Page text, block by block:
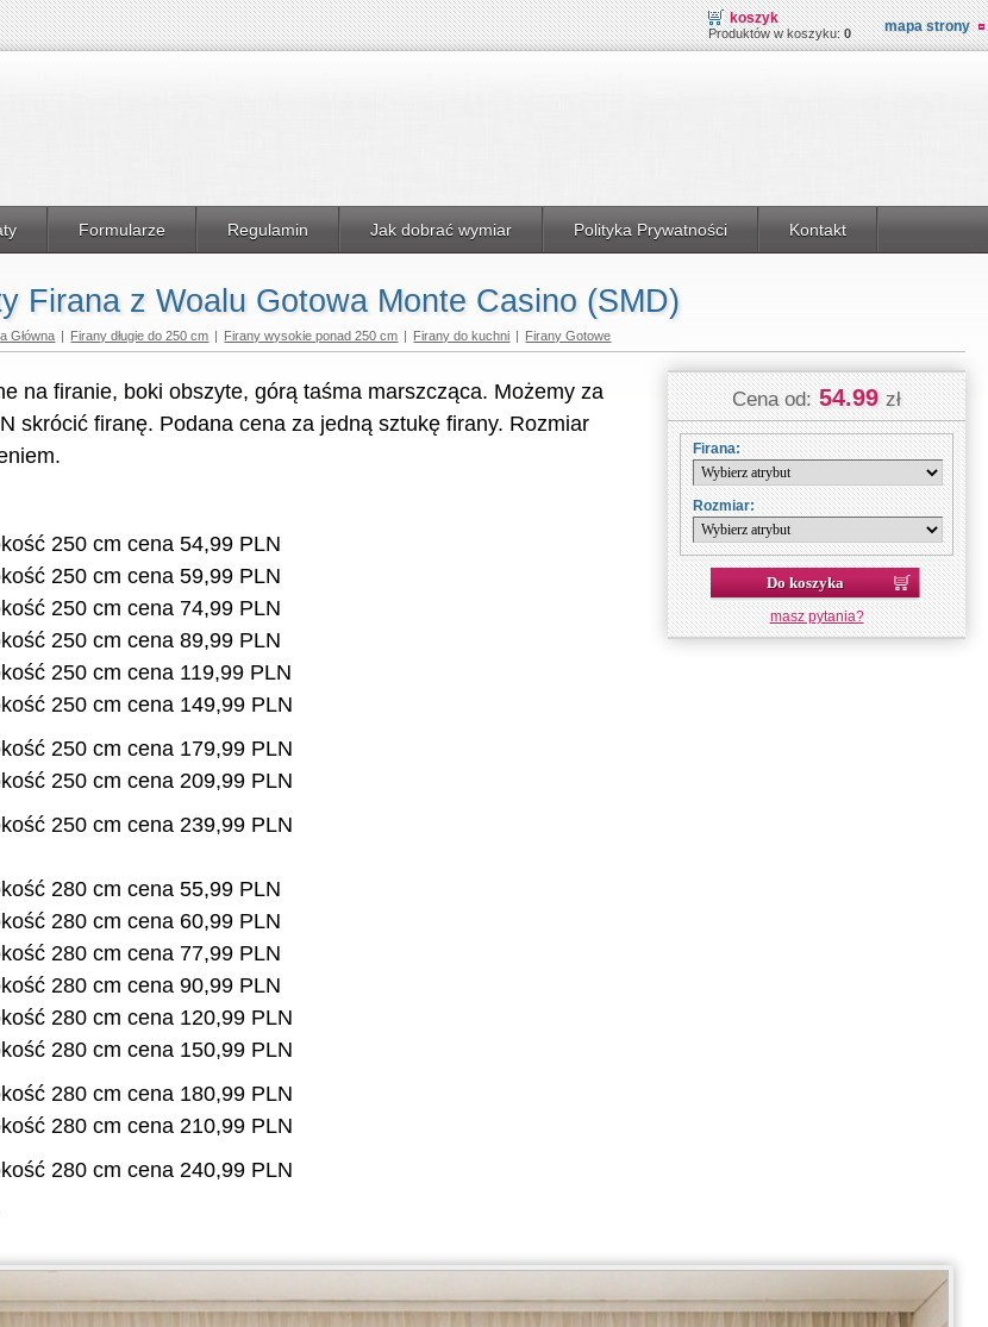
koszyk
Produktów w koszyku:0 mapa strony
Formularze Regulamin Jak dobrać wymiar Polityka Prywatności Kontakt
Firana z Woalu Gotowa Monte Casino (SMD)
Główna | Firany długie do 250 cm | Firany wysokie ponad 250 cm | Firany do kuchni | Firany Gotowe
Cena od: 54.99 zł
Firana:
Rozmiar:
Do koszyka
masz pytania?
na firanie, boki obszyte, górą taśma marszcząca. Możemy za
skrócić firanę. Podana cena za jedną sztukę firany. Rozmiar
250 cm cena 54,99 PLN
250 cm cena 59,99 PLN
250 cm cena 74,99 PLN
250 cm cena 89,99 PLN
250 cm cena 119,99 PLN
250 cm cena 149,99 PLN
250 cm cena 179,99 PLN
250 cm cena 209,99 PLN
250 cm cena 239,99 PLN
280 cm cena 55,99 PLN
280 cm cena 60,99 PLN
280 cm cena 77,99 PLN
280 cm cena 90,99 PLN
280 cm cena 120,99 PLN
280 cm cena 150,99 PLN
280 cm cena 180,99 PLN
280 cm cena 210,99 PLN
280 cm cena 240,99 PLN